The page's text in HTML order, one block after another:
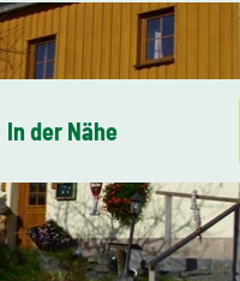
In der Nähe